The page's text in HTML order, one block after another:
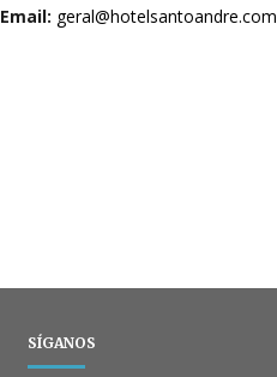
Email: geral@hotelsantoandre.com
SÍGANOS